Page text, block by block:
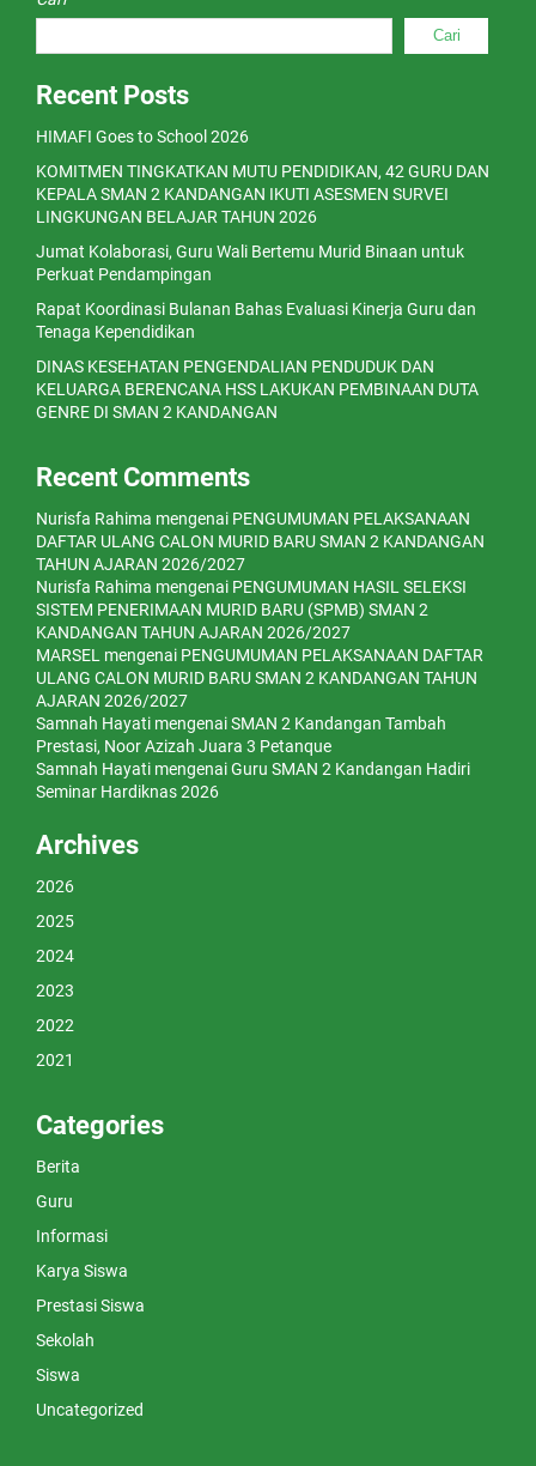
Cari
Recent Posts
HIMAFI Goes to School 2026
KOMITMEN TINGKATKAN MUTU PENDIDIKAN, 42 GURU DAN
KEPALA SMAN 2 KANDANGAN IKUTI ASESMEN SURVEI
LINGKUNGAN BELAJAR TAHUN 2026
Jumat Kolaborasi, Guru Wali Bertemu Murid Binaan untuk
Perkuat Pendampingan
Rapat Koordinasi Bulanan Bahas Evaluasi Kinerja Guru dan
Tenaga Kependidikan
DINAS KESEHATAN PENGENDALIAN PENDUDUK DAN
KELUARGA BERENCANA HSS LAKUKAN PEMBINAAN DUTA
GENRE DI SMAN 2 KANDANGAN
Recent Comments
Nurisfa Rahima mengenai PENGUMUMAN PELAKSANAAN
DAFTAR ULANG CALON MURID BARU SMAN 2 KANDANGAN
TAHUN AJARAN 2026/2027
Nurisfa Rahima mengenai PENGUMUMAN HASIL SELEKSI
SISTEM PENERIMAAN MURID BARU (SPMB) SMAN 2
KANDANGAN TAHUN AJARAN 2026/2027
MARSEL mengenai PENGUMUMAN PELAKSANAAN DAFTAR
ULANG CALON MURID BARU SMAN 2 KANDANGAN TAHUN
AJARAN 2026/2027
Samnah Hayati mengenaiSMAN 2 Kandangan Tambah
Prestasi, Noor Azizah Juara 3 Petanque
Samnah Hayati mengenaiGuru SMAN 2 Kandangan Hadiri
Seminar Hardiknas 2026
Archives
2026
2025
2024
2023
2022
2021
Categories
Berita
Guru
Informasi
Karya Siswa
Prestasi Siswa
Sekolah
Siswa
Uncategorized